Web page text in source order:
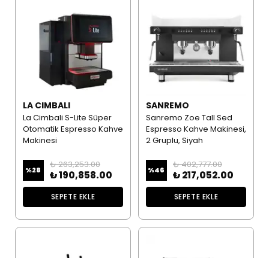
LA CIMBALI
La Cimbali S-Lite Süper
Otomatik Espresso Kahve
Makinesi
%28
₺ 263,253.00
₺ 190,858.00
SEPETE EKLE
SANREMO
Sanremo Zoe Tall Sed
Espresso Kahve Makinesi,
2 Gruplu, Siyah
%46
₺ 402,777.00
₺ 217,052.00
SEPETE EKLE